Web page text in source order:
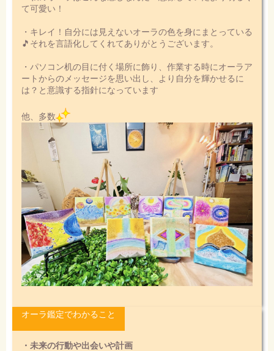
て可愛い！
・キレイ！自分には見えないオーラの色を身にまとっている
🎵それを言語化してくれてありがとうございます。
・パソコン机の目に付く場所に飾り、作業する時にオーラア
ートからのメッセージを思い出し、より自分を輝かせるに
は？と意識する指針になっています
他、多数
オーラ鑑定でわかること
・未来の行動や出会いや計画